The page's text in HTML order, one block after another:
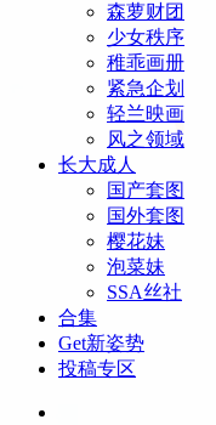
森萝财团
少女秩序
稚乖画册
紧急企划
轻兰映画
风之领域
长大成人
国产套图
国外套图
樱花妹
泡菜妹
SSA丝社
合集
Get新姿势
投稿专区